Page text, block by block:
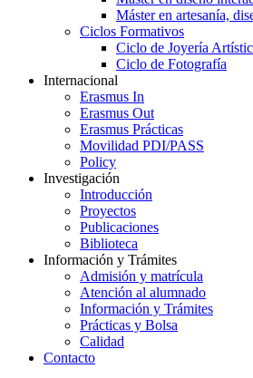
Máster en artesanía,
Ciclos Formativos
Ciclo de Joyería
Ciclo de Fotografía
Internacional
Erasmus In
Erasmus Out
Erasmus Prácticas
Movilidad PDI/PASS
Policy
Investigación
Introducción
Proyectos
Publicaciones
Biblioteca
Información y Trámites
Admisión y matrícula
Atención al alumnado
Información y Trámites
Prácticas y Bolsa
Calidad
Contacto